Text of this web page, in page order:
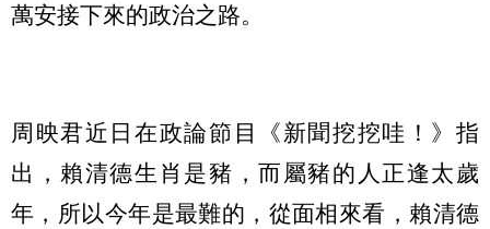
萬安接下來的政治之路。
周映君近日在政論節目《新聞挖挖哇！》指
出，賴清德生肖是豬，而屬豬的人正逢太歲
年，所以今年是最難的，從面相來看，賴清德